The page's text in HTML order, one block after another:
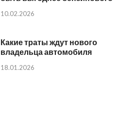
10.02.2026
Какие траты ждут нового
владельца автомобиля
18.01.2026